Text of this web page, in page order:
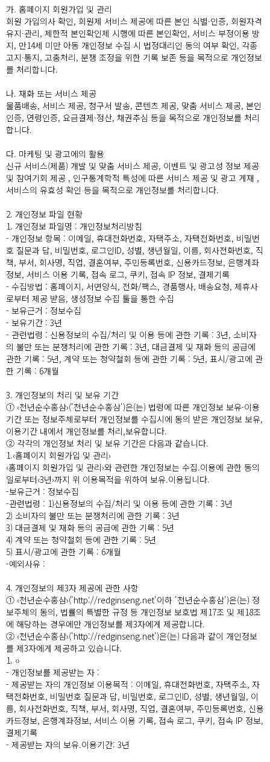
가. 홈페이지 회원가입 및 관리
회원 가입의사 확인, 회원제 서비스 제공에 따른 본인 식별·인증, 회원자격
유지·관리, 제한적 본인확인제 시행에 따른 본인확인, 서비스 부정이용 방
지, 만14세 미만 아동 개인정보 수집 시 법정대리인 동의 여부 확인, 각종
고지·통지, 고충처리, 분쟁 조정을 위한 기록 보존 등을 목적으로 개인정보
를 처리합니다.
나. 재화 또는 서비스 제공
물품배송, 서비스 제공, 청구서 발송, 콘텐츠 제공, 맞춤 서비스 제공, 본인
인증, 연령인증, 요금결제·정산, 채권추심 등을 목적으로 개인정보를 처리
합니다.
다. 마케팅 및 광고에의 활용
신규 서비스(제품) 개발 및 맞춤 서비스 제공, 이벤트 및 광고성 정보 제공
및 참여기회 제공 , 인구통계학적 특성에 따른 서비스 제공 및 광고 게재 ,
서비스의 유효성 확인 등을 목적으로 개인정보를 처리합니다.
2. 개인정보 파일 현황
1. 개인정보 파일명 : 개인정보처리방침
- 개인정보 항목 : 이메일, 휴대전화번호, 자택주소, 자택전화번호, 비밀번
호 질문과 답, 비밀번호, 로그인ID, 성별, 생년월일, 이름, 회사전화번호, 직
책, 부서, 회사명, 직업, 결혼여부, 주민등록번호, 신용카드정보, 은행계좌
정보, 서비스 이용 기록, 접속 로그, 쿠키, 접속 IP 정보, 결제기록
- 수집방법 : 홈페이지, 서면양식, 전화/팩스, 경품행사, 배송요청, 제휴사
로부터 제공 받음, 생성정보 수집 툴을 통한 수집
- 보유근거 : 정보수집
- 보유기간 : 3년
- 관련법령 : 신용정보의 수집/처리 및 이용 등에 관한 기록 : 3년, 소비자
의 불만 또는 분쟁처리에 관한 기록 : 3년, 대금결제 및 재화 등의 공급에
관한 기록 : 5년, 계약 또는 청약철회 등에 관한 기록 : 5년, 표시/광고에 관
한 기록 : 6개월
3. 개인정보의 처리 및 보유 기간
① ‹천년순수홍삼›('천년순수홍삼')은(는) 법령에 따른 개인정보 보유·이용
기간 또는 정보주체로부터 개인정보를 수집시에 동의 받은 개인정보 보유,
이용기간 내에서 개인정보를 처리,보유합니다.
② 각각의 개인정보 처리 및 보유 기간은 다음과 같습니다.
1.‹홈페이지 회원가입 및 관리›
‹홈페이지 회원가입 및 관리›와 관련한 개인정보는 수집.이용에 관한 동의
일로부터‹3년›까지 위 이용목적을 위하여 보유.이용됩니다.
-보유근거 : 정보수집
-관련법령 : 1)신용정보의 수집/처리 및 이용 등에 관한 기록 : 3년
2) 소비자의 불만 또는 분쟁처리에 관한 기록 : 3년
3) 대금결제 및 재화 등의 공급에 관한 기록 : 5년
4) 계약 또는 청약철회 등에 관한 기록 : 5년
5) 표시/광고에 관한 기록 : 6개월
-예외사유 :
4. 개인정보의 제3자 제공에 관한 사항
① ‹천년순수홍삼›('http://redginseng.net'이하 '천년순수홍삼')은(는) 정
보주체의 동의, 법률의 특별한 규정 등 개인정보 보호법 제17조 및 제18조
에 해당하는 경우에만 개인정보를 제3자에게 제공합니다.
② ‹천년순수홍삼›('http://redginseng.net')은(는) 다음과 같이 개인정보
를 제3자에게 제공하고 있습니다.
1. ‹›
- 개인정보를 제공받는 자 :
- 제공받는 자의 개인정보 이용목적 : 이메일, 휴대전화번호, 자택주소, 자
택전화번호, 비밀번호 질문과 답, 비밀번호, 로그인ID, 성별, 생년월일, 이
름, 회사전화번호, 직책, 부서, 회사명, 직업, 결혼여부, 주민등록번호, 신용
카드정보, 은행계좌정보, 서비스 이용 기록, 접속 로그, 쿠키, 접속 IP 정보,
결제기록
- 제공받는 자의 보유.이용기간: 3년